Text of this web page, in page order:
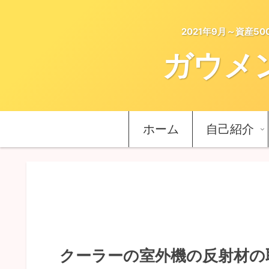
2021年9月～資産
ガウメ
ホーム 自己紹介
クーラーの室外機の反射材